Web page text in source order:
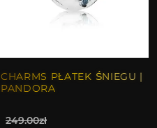
CHARMS PŁATEK ŚNIEGU |
PANDORA
249.00zł